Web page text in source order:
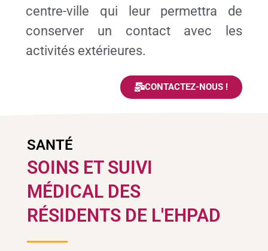
centre-ville qui leur permettra de
conserver un contact avec les
activités extérieures.
CONTACTEZ-NOUS !
SANTÉ
SOINS ET SUIVI
MÉDICAL DES
RÉSIDENTS DE L'EHPAD